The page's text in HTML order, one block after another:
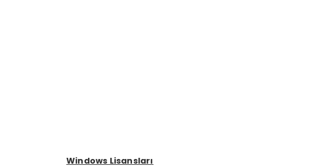
Windows Lisansları